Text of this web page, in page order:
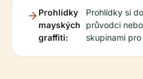
Prohlídky
mayských
graffiti:
Prohlídky si
průvodci
skupinami